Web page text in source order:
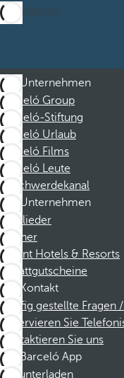
Abonnieren
Unternehmen
Barceló Group
Barceló-Stiftung
Barceló Urlaub
Barceló Films
Barceló Leute
Beschwerdekanal
Unternehmen
Mitglieder
Partner
Dorint Hotels & Resorts
Rabattgutscheine
Kontakt
Häufig gestellte Fragen
Reservieren Sie
Kontaktieren Sie uns
Barceló App
Herunterladen